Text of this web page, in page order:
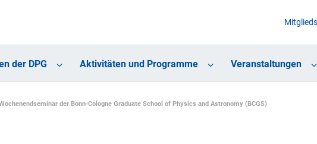
der DPG Aktivitäten und Programme Veranstaltungen
der Bonn-Cologne Graduate School of Physics and Astronomy (BCGS)